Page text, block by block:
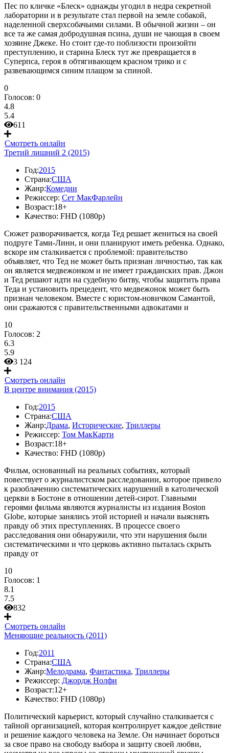
Пес по кличке «Блеск» однажды угодил в недра секретной
лаборатории и в результате стал первой на земле собакой,
наделенной сверхсобачьими силами. В обычной жизни – он
все та же самая добродушная псина, души не чающая в своем
хозяине Джеке. Но стоит где-то поблизости произойти
преступлению, и старина Блеск тут же превращается в
Суперпса, героя в обтягивающем красном трико и с
развевающимся синим плащом за спиной.
0
Голосов: 0
4.8
5.4
611
Смотреть онлайн
Третий лишний 2 (2015)
Год:2015
Страна:США
Жанр:Комедии
Режиссер: Сет МакФарлейн
Возраст:18+
Качество: FHD (1080p)
Сюжет разворачивается, когда Тед решает жениться на своей
подруге Тами-Линн, и они планируют иметь ребенка. Однако,
вскоре им сталкивается с проблемой: правительство
объявляет, что Тед не может быть признан личностью, так как
он является медвежонком и не имеет гражданских прав. Джон
и Тед решают идти на судебную битву, чтобы защитить права
Теда и установить прецедент, что медвежонок может быть
признан человеком. Вместе с юристом-новичком Самантой,
они сражаются с правительственными адвокатами и
10
Голосов: 2
6.3
5.9
3 124
Смотреть онлайн
В центре внимания (2015)
Год:2015
Страна:США
Жанр:Драма, Исторические, Триллеры
Режиссер: Том МакКарти
Возраст:18+
Качество: FHD (1080p)
Фильм, основанный на реальных событиях, который
повествует о журналистском расследовании, которое привело
к разоблачению систематических нарушений в католической
церкви в Бостоне в отношении детей-сирот. Главными
героями фильма являются журналисты из издания Boston
Globe, которые занялись этой историей и начали выяснять
правду об этих преступлениях. В процессе своего
расследования они обнаружили, что эти нарушения были
систематическими и что церковь активно пыталась скрыть
правду от
10
Голосов: 1
8.1
7.5
832
Смотреть онлайн
Меняющие реальность (2011)
Год:2011
Страна:США
Жанр:Мелодрама, Фантастика, Триллеры
Режиссер: Джордж Нолфи
Возраст:12+
Качество: FHD (1080p)
Политический карьерист, который случайно сталкивается с
тайной организацией, которая контролирует каждое действие
и решение каждого человека на Земле. Он начинает бороться
за свое право на свободу выбора и защиту своей любви,